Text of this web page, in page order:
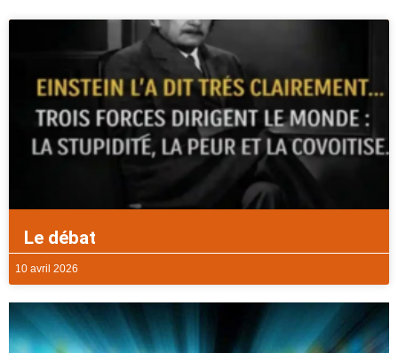
Le débat
10 avril 2026